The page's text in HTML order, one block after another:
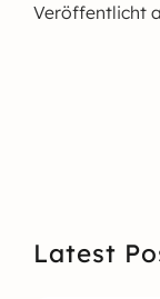
Veröffentlicht
Latest